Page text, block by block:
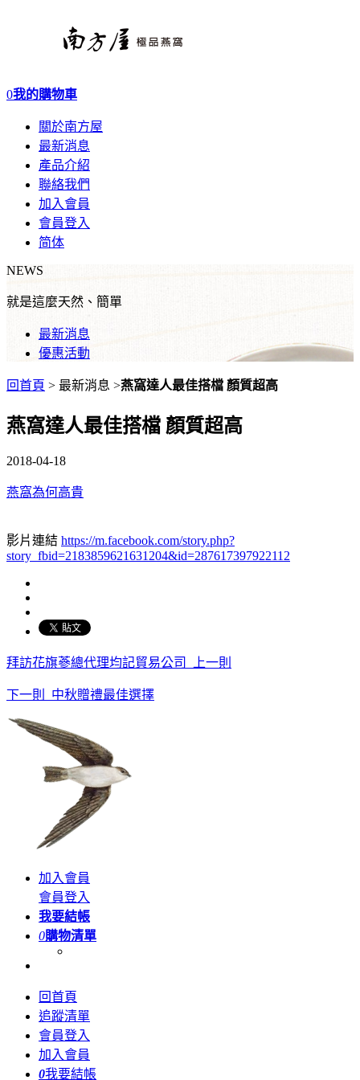
0我的購物車
關於南方屋
最新消息
產品介紹
聯絡我們
加入會員
會員登入
简体
NEWS
就是這麼天然、簡單
最新消息
優惠活動
回首頁 > 最新消息 >燕窩達人最佳搭檔 顏質超高
燕窩達人最佳搭檔 顏質超高
2018-04-18
燕窩為何高貴
影片連結 https://m.facebook.com/story.php?
story_fbid=2183859621631204&id=287617397922112
拜訪花旗蔘總代理均記貿易公司 上一則
下一則 中秋贈禮最佳選擇
加入會員
會員登入
我要結帳
0購物清單
回首頁
追蹤清單
會員登入
加入會員
0我要結帳